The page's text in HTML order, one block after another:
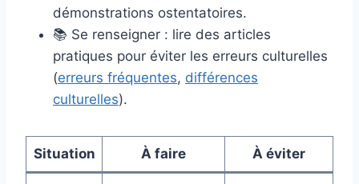
démonstrations ostentatoires.
📚 Se renseigner : lire des articles
pratiques pour éviter les erreurs culturelles
(erreurs fréquentes, différences
culturelles).
Situation À faire À éviter